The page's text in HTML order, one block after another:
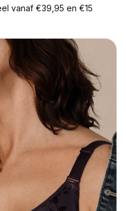
vanaf €39,95 en €15